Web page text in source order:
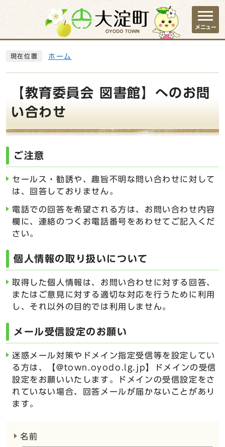
ページの先頭です
メニュー
現在位置 ホーム
【教育委員会 図書館】へのお問
い合わせ
ご注意
セールス・勧誘や、趣旨不明な問い合わせに対して
は、回答しておりません。
電話での回答を希望される方は、お問い合わせ内容
欄に、連絡のつくお電話番号をあわせてご記入くだ
さい。
個人情報の取り扱いについて
取得した個人情報は、お問い合わせに対する回答、
またはご意見に対する適切な対応を行うために利用
し、それ以外の目的では利用しません。
メール受信設定のお願い
迷惑メール対策やドメイン指定受信等を設定してい
る方は、【@town.oyodo.lg.jp】ドメインの受信
設定をお願いいたします。ドメインの受信設定をさ
れていない場合、回答メールが届かないことがあり
ます。
名前